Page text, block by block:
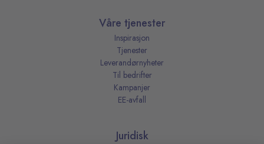
Våre tjenester
Inspirasjon
Tjenester
Leverandørnyheter
Til bedrifter
Kampanjer
EE-avfall
Juridisk